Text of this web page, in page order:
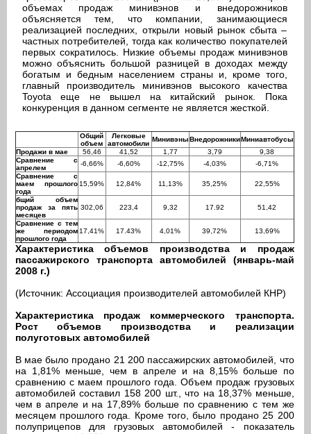
объемах продаж минивэнов и внедорожников
объясняется тем, что компании, занимающиеся
реализацией последних, открыли новый рынок сбыта –
частных потребителей, тогда как количество покупателей
первых сократилось. Низкие объемы продаж минивэнов
можно объяснить большой разницей в доходах между
богатым и бедным населением страны и, кроме того,
главный производитель минивэнов высокого качества
Toyota еще не вышел на китайский рынок. Пока
конкуренция в данном сегменте не является жесткой.
Общий
объем
Легковые
автомобили
МинивэныВнедорожникиМиниавтобусы
Продажи в мае
56,46 41,52 1,77 3,79
9,38
Сравнение с
апрелем
-6,66% -6,60% -12,75% -4,03%
-6,71%
Сравнение с
маем прошлого
года
15,59% 12,84% 11,13% 35,25% 22,55%
бщий объем
продаж за пять
месяцев
302,06 223,4 9,32 17.92 51,42
Сравнение с тем
же периодом
прошлого года
17,41% 17.43% 4,01% 39,72% 13,69%
Характеристика объемов производства и продаж
пассажирского транспорта автомобилей (январь-май
2008 г.)
(Источник: Ассоциация производителей автомобилей КНР)
Характеристика продаж коммерческого транспорта.
Рост объемов производства и реализации
полуготовых автомобилей
В мае было продано 21 200 пассажирских автомобилей, что
на 1,81% меньше, чем в апреле и на 8,15% больше по
сравнению с маем прошлого года. Объем продаж грузовых
автомобилей составил 158 200 шт., что на 18,37% меньше,
чем в апреле и на 17,89% больше по сравнению с тем же
месяцем прошлого года. Кроме того, было продано 25 200
полуприцепов для грузовых автомобилей - показатель